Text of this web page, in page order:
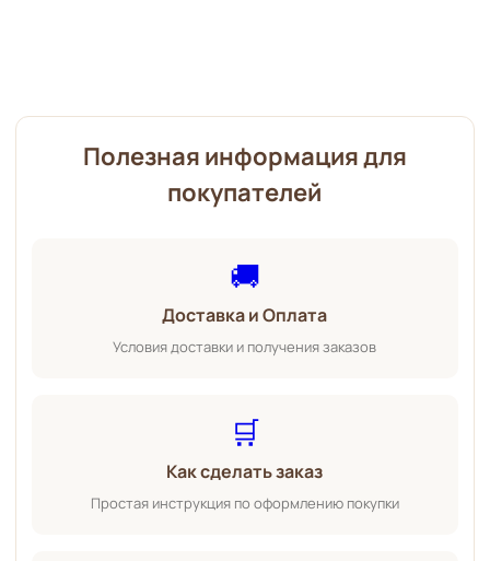
Полезная информация для
покупателей
🚚
Доставка и Оплата
Условия доставки и получения заказов
🛒
Как сделать заказ
Простая инструкция по оформлению покупки